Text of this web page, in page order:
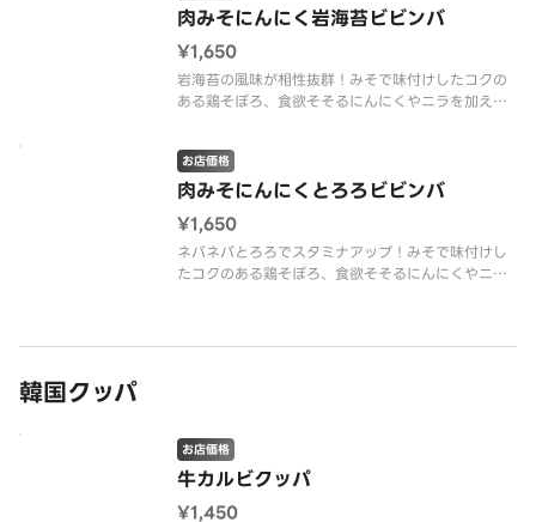
肉みそにんにく岩海苔ビビンバ
¥1,650
岩海苔の風味が相性抜群！みそで味付けしたコクの
ある鶏そぼろ、食欲そそるにんにくやニラを加えて
混ぜて一緒にどうぞ。
肉みそにんにくとろろビビンバ
お店価格
¥1,650
ネバネバとろろでスタミナアップ！みそで味付けし
たコクのある鶏そぼろ、食欲そそるにんにくやニラ
韓国クッパ
牛カルビクッパ
お店価格
¥1,450